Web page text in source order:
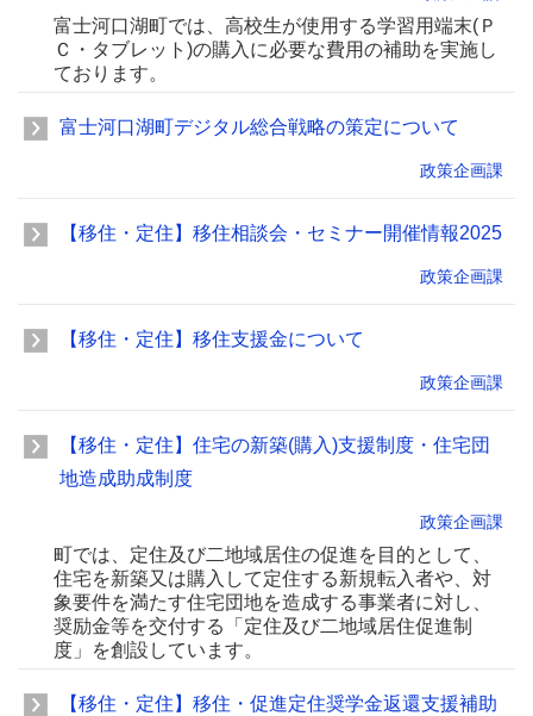
富士河口湖町では、高校生が使用する学習用端末(Ｐ
Ｃ・タブレット)の購入に必要な費用の補助を実施し
ております。
富士河口湖町デジタル総合戦略の策定について
政策企画課
【移住・定住】移住相談会・セミナー開催情報2025
政策企画課
【移住・定住】移住支援金について
政策企画課
【移住・定住】住宅の新築(購入)支援制度・住宅団
地造成助成制度
政策企画課
町では、定住及び二地域居住の促進を目的として、
住宅を新築又は購入して定住する新規転入者や、対
象要件を満たす住宅団地を造成する事業者に対し、
奨励金等を交付する「定住及び二地域居住促進制
度」を創設しています。
【移住・定住】移住・促進定住奨学金返還支援補助